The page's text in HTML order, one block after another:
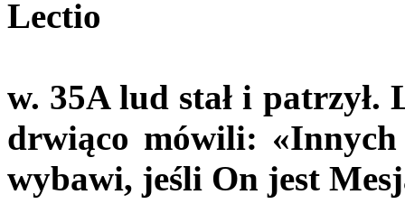
Lectio
w. 35A lud stał i patrzył.
drwiąco mówili: «Innych
wybawi, jeśli On jest